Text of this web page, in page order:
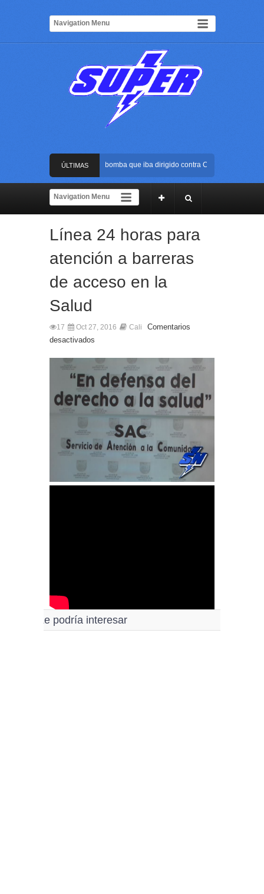
ÚLTIMAS
NOTICIAS
Frustran atentado con bus bomba que iba dirigido contra Cali durante la
La Arena USC será el escenario de la posesión presidencial de Abelardo de
Rápida reacción policial evitó que presunto agresor escapara tras atacar a
Frustran atentado con bus bomba que iba dirigido contra Cali durante la
Línea 24 horas para
atención a barreras
de acceso en la
Salud
17 Oct 27, 2016 Cali
Comentarios
desactivados
Le podría interesar